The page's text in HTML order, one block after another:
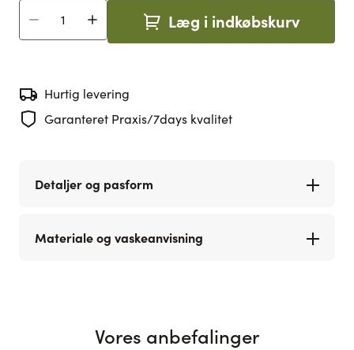
Antal Læg i indkøbskurv
Hurtig levering
Garanteret Praxis/7days kvalitet
Detaljer og pasform
Materiale og vaskeanvisning
Vores anbefalinger